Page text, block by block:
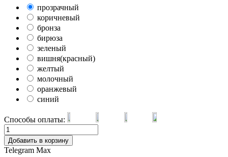
прозрачный
коричневый
бронза
бирюза
зеленый
вишня(красный)
желтый
молочный
оранжевый
синий
Способы оплаты:
Добавить в корзину
Telegram Max